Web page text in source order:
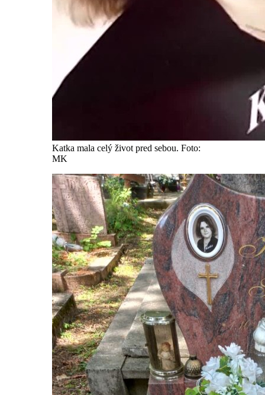
Katka mala celý život pred sebou. Foto:
MK